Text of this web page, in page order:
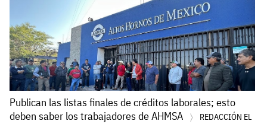
Publican las listas finales de créditos laborales; esto
deben saber los trabajadores de AHMSA
REDACCIÓN EL